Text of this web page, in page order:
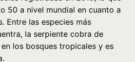
50 a nivel mundial en cuanto a
Entre las especies más
la serpiente cobra de
los bosques tropicales y es